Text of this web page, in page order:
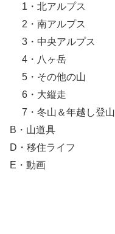
1・北アルプス
2・南アルプス
3・中央アルプス
4・八ヶ岳
5・その他の山
6・大縦走
7・冬山＆年越し登山
B・山道具
D・移住ライフ
E・動画